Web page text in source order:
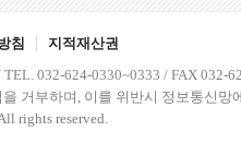
침
지적재산권
032-624-0330~0333 / FAX 032-
거부하며, 이를 위반시 정보통신망
rights reserved.